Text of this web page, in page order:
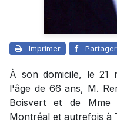
Imprimer Partager
À son domicile, le 21
l'âge de 66 ans, M.
Boisvert et de Mme
Montréal et autrefois à